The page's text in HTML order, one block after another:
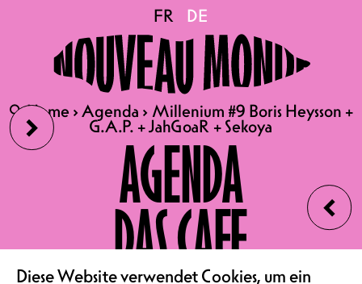
›
‹
FR DE
🔍Home ›Agenda › Millenium #9 Boris Heysson +
G.A.P. + JahGoaR + Sekoya
AGENDA
DAS CAFE
FR DE
🔍Home ›Agenda › Millenium #9 Boris Heysson +
G.A.P. + JahGoaR + Sekoya
Millenium #9 Boris
Heysson + G.A.P. +
JahGoaR + Sekoya
FR 21.08.2026
MILLENIUM #9
BORIS HEYSSON + G.A.P. +
Diese Website verwendet Cookies, um ein